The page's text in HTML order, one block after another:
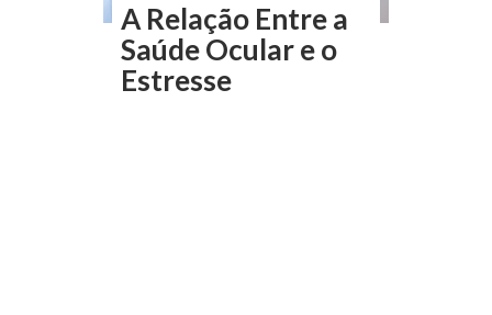
A Relação Entre a
Saúde Ocular e o
Estresse